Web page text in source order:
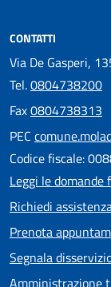
CONTATTI
Via De Gasperi,
Tel.0804738200
Fax0804738313
PEC
Codice fiscale:
Leggi le domande
Richiedi
Prenota
Segnala
Amministrazione